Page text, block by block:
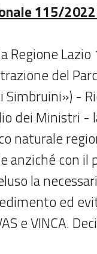
115/
Regione
del
-
dei Ministri -
naturale
anziché con il
la
ed
e VINCA.